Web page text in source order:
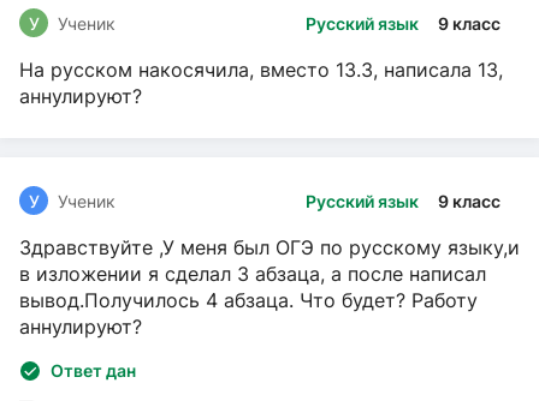
Русский язык 9 класс
У Ученик
На русском накосячила, вместо 13.3, написала 13,
аннулируют?
Русский язык 9 класс
У Ученик
Здравствуйте ,У меня был ОГЭ по русскому языку,и
в изложении я сделал 3 абзаца, а после написал
вывод.Получилось 4 абзаца. Что будет? Работу
аннулируют?
Ответ дан